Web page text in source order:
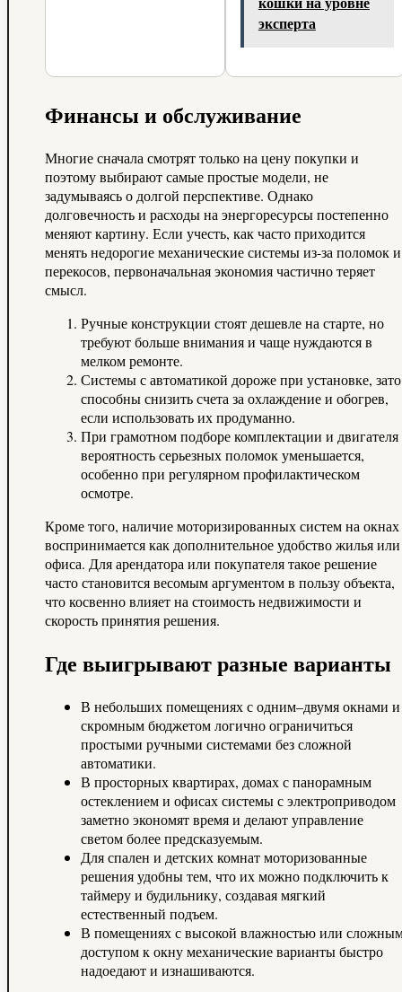
эксперта
Финансы и обслуживание
Многие сначала смотрят только на цену покупки и
поэтому выбирают самые простые модели, не
задумываясь о долгой перспективе. Однако
долговечность и расходы на энергоресурсы постепенно
меняют картину. Если учесть, как часто приходится
менять недорогие механические системы из-за поломок и
перекосов, первоначальная экономия частично теряет
смысл.
Ручные конструкции стоят дешевле на старте, но
требуют больше внимания и чаще нуждаются в
мелком ремонте.
Системы с автоматикой дороже при установке, зато
способны снизить счета за охлаждение и обогрев,
если использовать их продуманно.
При грамотном подборе комплектации и двигателя
вероятность серьезных поломок уменьшается,
особенно при регулярном профилактическом
осмотре.
Кроме того, наличие моторизированных систем на окнах
воспринимается как дополнительное удобство жилья или
офиса. Для арендатора или покупателя такое решение
часто становится весомым аргументом в пользу объекта,
что косвенно влияет на стоимость недвижимости и
скорость принятия решения.
Где выигрывают разные варианты
В небольших помещениях с одним–двумя окнами и
скромным бюджетом логично ограничиться
простыми ручными системами без сложной
автоматики.
В просторных квартирах, домах с панорамным
остеклением и офисах системы с электроприводом
заметно экономят время и делают управление
светом более предсказуемым.
Для спален и детских комнат моторизованные
решения удобны тем, что их можно подключить к
таймеру и будильнику, создавая мягкий
естественный подъем.
В помещениях с высокой влажностью или
доступом к окну механические варианты быстро
надоедают и изнашиваются.